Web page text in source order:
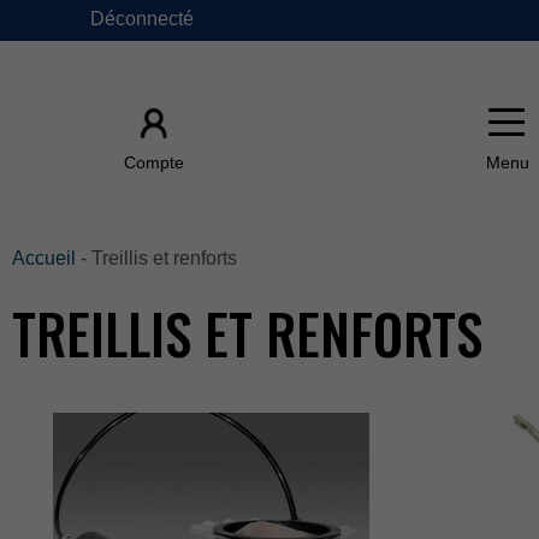
Déconnecté
ACCUEIL
FAQ
Compte
Accueil -Treillisetrenforts
TREILLISETRENFORTS